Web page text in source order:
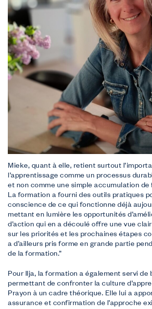
Mieke, quant à elle, retient surtout
l’apprentissage comme un processus
et non comme une simple accumulation de
La formation a fourni des outils pratiques
conscience de ce qui fonctionne déjà
mettant en lumière les opportunités
d’action qui en a découlé offre une vue
sur les priorités et les prochaines étapes
a d’ailleurs pris forme en grande partie
de la formation.”
Pour Ilja, la formation a également servi de
permettant de confronter la culture
Prayon à un cadre théorique. Elle lui a
assurance et confirmation de l’approche